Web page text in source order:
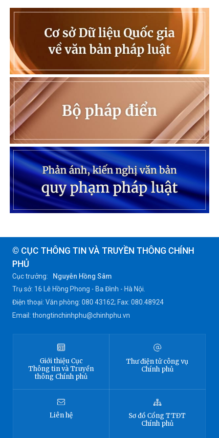
© CỤC THÔNG TIN VÀ TRUYỀN THÔNG CHÍNH
PHỦ
Cục trưởng:
Nguyễn Hồng Sâm
Trụ sở: 16 Lê Hồng Phong - Ba Đình - Hà Nội.
Điện thoại: Văn phòng: 080 43162; Fax: 080.48924
Email: thongtinchinhphu@chinhphu.vn
Giới thiệu Cục
Thông tinvà Truyền
thông Chính phủ
Thư điện tử công vụ
Chính phủ
Liên hệ Sơ đồ Cổng TTĐT
Chính phủ